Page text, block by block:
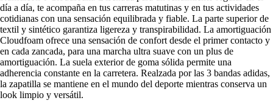
día a día, te acompaña en tus carreras matutinas y en tus actividades
cotidianas con una sensación equilibrada y fiable. La parte superior de
textil y sintético garantiza ligereza y transpirabilidad. La amortiguación
Cloudfoam ofrece una sensación de confort desde el primer contacto y
en cada zancada, para una marcha ultra suave con un plus de
amortiguación. La suela exterior de goma sólida permite una
adherencia constante en la carretera. Realzada por las 3 bandas adidas,
la zapatilla se mantiene en el mundo del deporte mientras conserva un
look limpio y versátil.